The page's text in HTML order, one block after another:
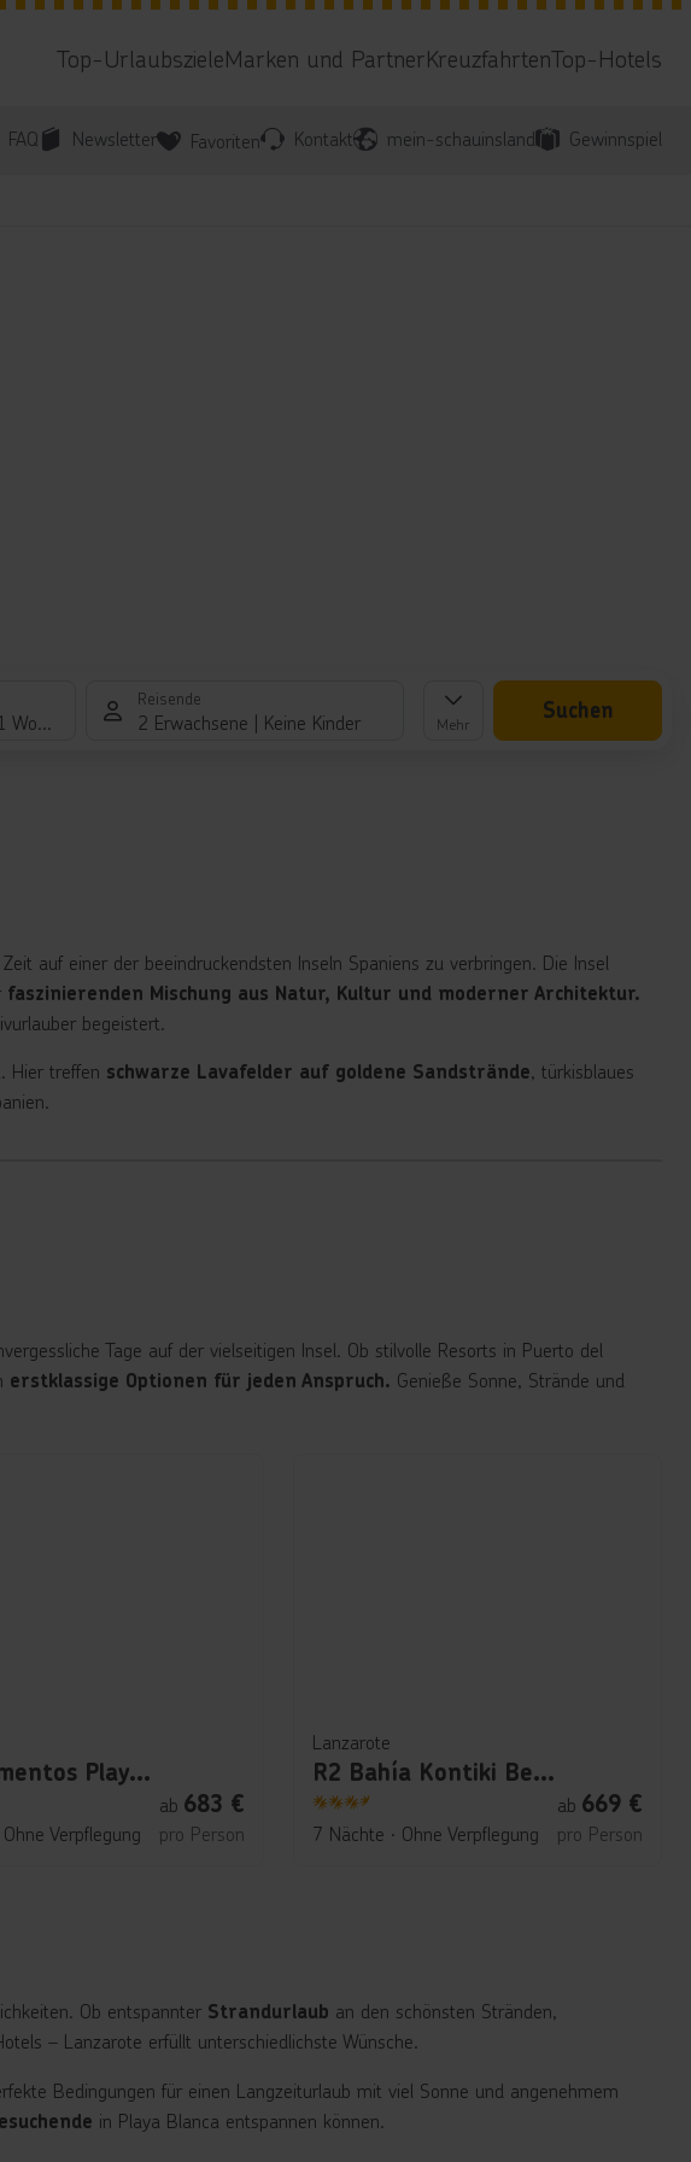
Top-UrlaubszieleMarken und PartnerKreuzfahrtenTop-Hotels
FAQ Newsletter Favoriten Kontakt mein-schauinsland Gewinnspiel
Woche
Reisende
2 Erwachsene Keine Kinder Mehr
Suchen
auf einer der beeindruckendsten Inseln Spaniens zu verbringen. Die Insel
faszinierenden Mischung aus Natur, Kultur und moderner Architektur.
begeistert.
Hier treffen schwarze Lavafelder auf goldene Sandstrände, türkisblaues
Tage auf der vielseitigen Insel. Ob stilvolle Resorts in Puerto del
erstklassige Optionen für jeden Anspruch. Genieße Sonne, Strände und
Apartamentos Playamar
Ohne Verpflegung
ab 683 €
pro Person
Lanzarote
R2 Bahía Kontiki Beach Apartments
3.5
7 Nächte ∙ Ohne Verpflegung
ab 669 €
pro Person
Ob entspannter Strandurlaub an den schönsten Stränden,
– Lanzarote erfüllt unterschiedlichste Wünsche.
Bedingungen für einen Langzeiturlaub mit viel Sonne und angenehmem
in Playa Blanca entspannen können.